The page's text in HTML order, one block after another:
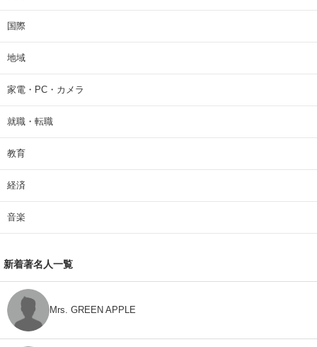
国際
地域
家電・PC・カメラ
就職・転職
教育
経済
音楽
新着著名人一覧
Mrs. GREEN APPLE